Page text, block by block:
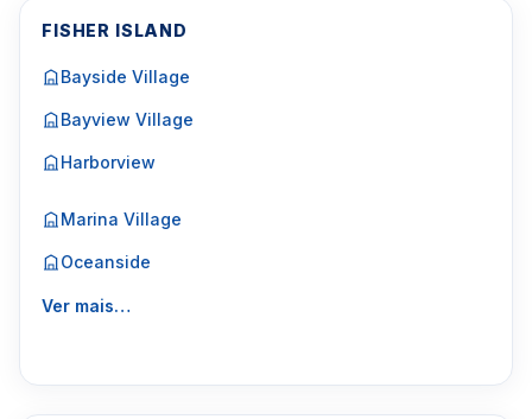
FISHER ISLAND
Bayside Village
Bayview Village
Harborview
Marina Village
Oceanside
Ver mais…